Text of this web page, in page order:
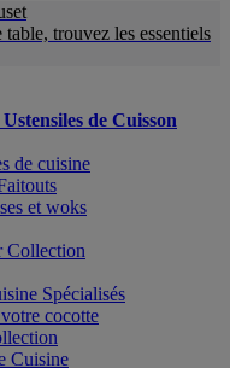
trouvez les essentiels
de Cuisson
de cuisine
et woks
Collection
Spécialisés
cocotte
Cuisine